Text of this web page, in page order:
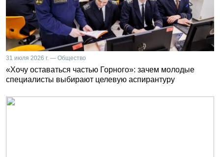
31 июля 2026 г. — Общество
«Хочу оставаться частью Горного»: зачем молодые
специалисты выбирают целевую аспирантуру